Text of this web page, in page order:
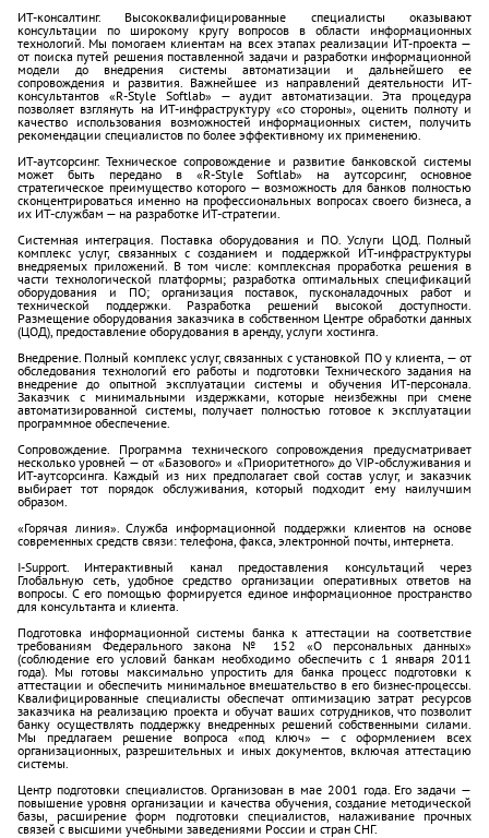
ИТ-консалтинг. Высококвалифицированные специалисты оказывают
консультации по широкому кругу вопросов в области информационных
технологий. Мы помогаем клиентам на всех этапах реализации ИТ-проекта —
от поиска путей решения поставленной задачи и разработки информационной
модели до внедрения системы автоматизации и дальнейшего ее
сопровождения и развития. Важнейшее из направлений деятельности ИТ-
консультантов «R-Style Softlab» — аудит автоматизации. Эта процедура
позволяет взглянуть на ИТ-инфраструктуру «со стороны», оценить полноту и
качество использования возможностей информационных систем, получить
рекомендации специалистов по более эффективному их применению.
ИТ-аутсорсинг. Техническое сопровождение и развитие банковской системы
может быть передано в «R-Style Softlab» на аутсорсинг, основное
стратегическое преимущество которого — возможность для банков полностью
сконцентрироваться именно на профессиональных вопросах своего бизнеса, а
их ИТ-службам — на разработке ИТ-стратегии.
Системная интеграция. Поставка оборудования и ПО. Услуги ЦОД. Полный
комплекс услуг, связанных с созданием и поддержкой ИТ-инфраструктуры
внедряемых приложений. В том числе: комплексная проработка решения в
части технологической платформы; разработка оптимальных спецификаций
оборудования и ПО; организация поставок, пусконаладочных работ и
технической поддержки. Разработка решений высокой доступности.
Размещение оборудования заказчика в собственном Центре обработки данных
(ЦОД), предоставление оборудования в аренду, услуги хостинга.
Внедрение. Полный комплекс услуг, связанных с установкой ПО у клиента, — от
обследования технологий его работы и подготовки Технического задания на
внедрение до опытной эксплуатации системы и обучения ИТ-персонала.
Заказчик с минимальными издержками, которые неизбежны при смене
автоматизированной системы, получает полностью готовое к эксплуатации
программное обеспечение.
Сопровождение. Программа технического сопровождения предусматривает
несколько уровней — от «Базового» и «Приоритетного» до VIP-обслуживания и
ИТ-аутсорсинга. Каждый из них предполагает свой состав услуг, и заказчик
выбирает тот порядок обслуживания, который подходит ему наилучшим
образом.
«Горячая линия». Служба информационной поддержки клиентов на основе
современных средств связи: телефона, факса, электронной почты, интернета.
I-Support. Интерактивный канал предоставления консультаций через
Глобальную сеть, удобное средство организации оперативных ответов на
вопросы. С его помощью формируется единое информационное пространство
для консультанта и клиента.
Подготовка информационной системы банка к аттестации на соответствие
требованиям Федерального закона № 152 «О персональных данных»
(соблюдение его условий банкам необходимо обеспечить с 1 января 2011
года). Мы готовы максимально упростить для банка процесс подготовки к
аттестации и обеспечить минимальное вмешательство в его бизнес-процессы.
Квалифицированные специалисты обеспечат оптимизацию затрат ресурсов
заказчика на реализацию проекта и обучат ваших сотрудников, что позволит
банку осуществлять поддержку внедренных решений собственными силами.
Мы предлагаем решение вопроса «под ключ» — с оформлением всех
организационных, разрешительных и иных документов, включая аттестацию
системы.
Центр подготовки специалистов. Организован в мае 2001 года. Его задачи —
повышение уровня организации и качества обучения, создание методической
базы, расширение форм подготовки специалистов, налаживание прочных
связей с высшими учебными заведениями России и стран СНГ.